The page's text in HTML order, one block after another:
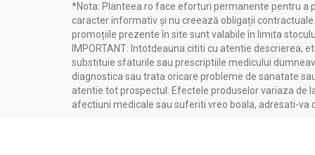
Dozare și mod de administrare:
Sirop patlagina brad propolis 200ml - ELIDOR
copii peste 3 ani:1 linguriță de 3 ori pe
adulți:1 lingură de 3 ori pe zi
*Nota: Planteea.ro face eforturi permanente pentru a
caracter informativ și nu creează obligații
promoțiile prezente în site sunt valabile în limita
IMPORTANT: Intotdeauna cititi cu atentie
substituie sfaturile sau prescriptiile medicului
diagnostica sau trata oricare probleme de sanatate
atentie tot prospectul. Efectele produselor variaza de
afectiuni medicale sau suferiti vreo boala, adresati-va